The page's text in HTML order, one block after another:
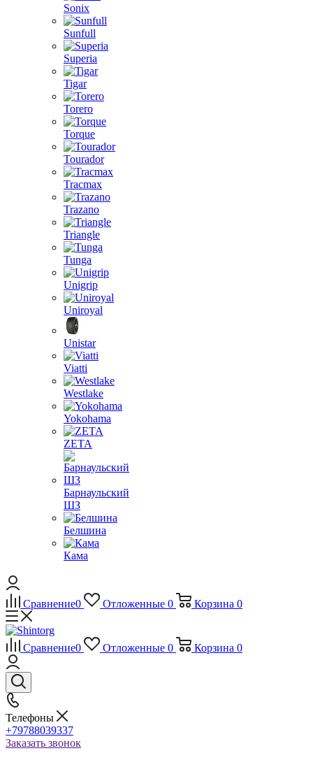
Sonix
Sunfull
Superia
Tigar
Torero
Torque
Tourador
Tracmax
Trazano
Triangle
Tunga
Unigrip
Uniroyal
Unistar
Viatti
Westlake
Yokohama
ZETA
Барнаульский
ШЗ
Белшина
Кама
Сравнение0 Отложенные 0 Корзина 0
Сравнение0 Отложенные 0 Корзина 0
Телефоны
+79788039337
Заказать звонок